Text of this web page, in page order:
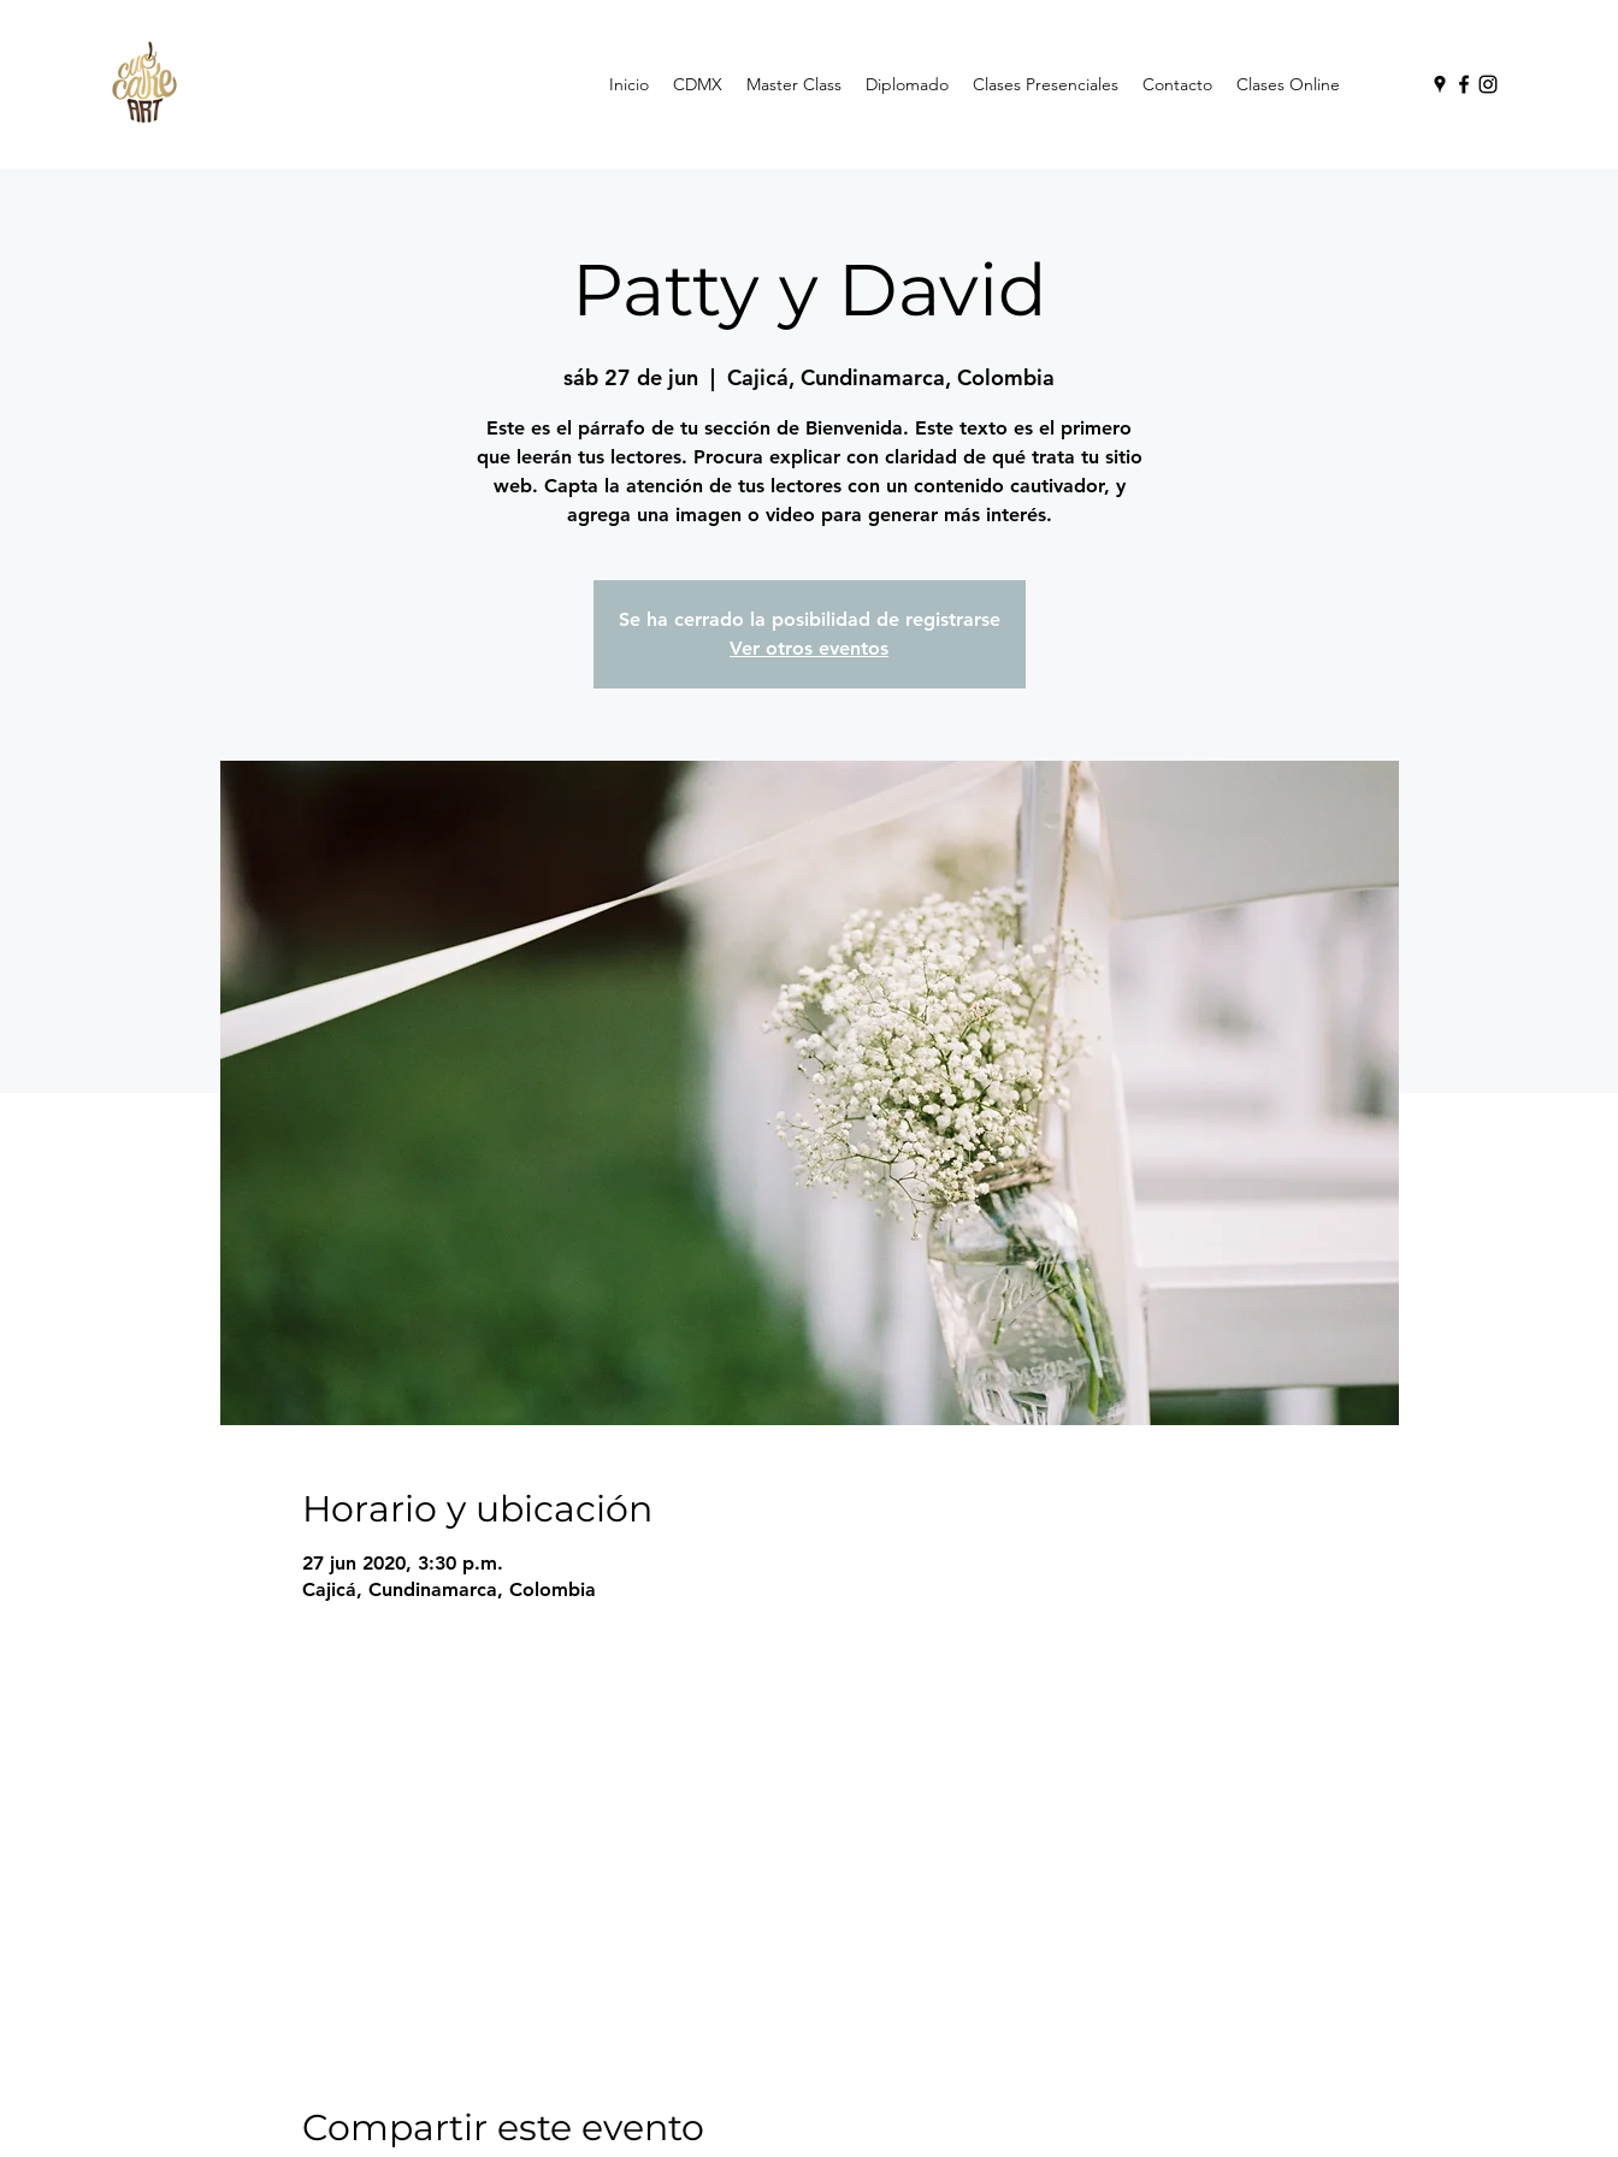
Inicio CDMX Master Class Diplomado Clases Presenciales Contacto Clases Online
Patty y David
sáb 27 de jun
  |
Cajicá, Cundinamarca, Colombia
Este es el párrafo de tu sección de Bienvenida. Este texto es el primero
que leerán tus lectores. Procura explicar con claridad de qué trata tu sitio
web. Capta la atención de tus lectores con un contenido cautivador, y
agrega una imagen o video para generar más interés.
Se ha cerrado la posibilidad de registrarse
Ver otros eventos
Horario y ubicación
27 jun 2020, 3:30 p.m.
Cajicá, Cundinamarca, Colombia
Compartir este evento